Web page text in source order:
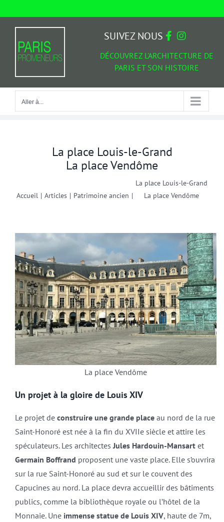
Aller à...
DÉCOUVREZ L'ARCHITECTURE DE
PARIS ET SON HISTOIRE
SUIVEZ NOUS
Aller à...
La place Louis-le-Grand
La place Vendôme
Accueil | Articles | Patrimoine ancien |
La place Louis-le-Grand
La place Vendôme
La place Vendôme
Un projet à la gloire de Louis XIV
Le projet de construire une grande placeau nord de la rue
Saint-Honoré est née à la fin du XVIIe siècle et attire les
spéculateurs. Les architectes Jules Hardouin-Mansartet
Germain Boffrand proposent une vaste place. Elle s’ouvrira
sur la rue Saint-Honoré au sud et sur le couvent des
Capucines au nord. La place devra accueillir des bâtiments
publics, comme la bibliothèque royale ou l’hôtel de la
Monnaie. Uneimmense statue de Louis XIV, haute de 7m,